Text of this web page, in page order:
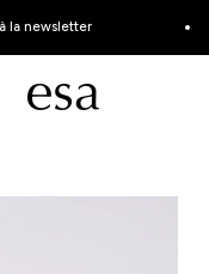
newsletter
Esa Joaillerie - Bijoux